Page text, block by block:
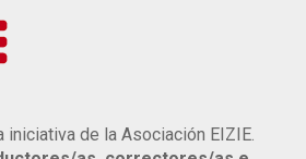
iniciativa de la Asociación EIZIE.